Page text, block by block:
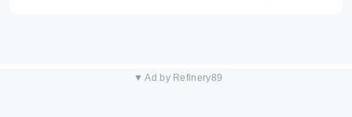
▼ Ad by Refinery89